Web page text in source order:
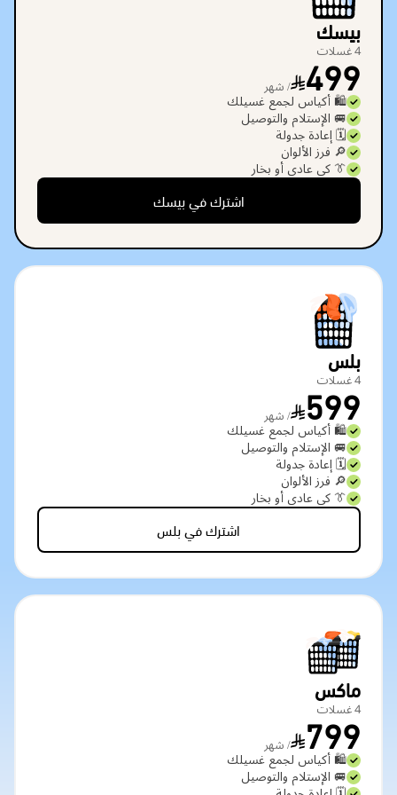
بيسك
4 غسلات
499 / شهر
🛍️ أكياس لجمع غسيلك
🚐 الإستلام والتوصيل
🗓️ إعادة جدولة
🔎 فرز الألوان
👔 كي عادي أو بخار
اشترك في بيسك
بلس
4 غسلات
599 / شهر
🛍️ أكياس لجمع غسيلك
🚐 الإستلام والتوصيل
🗓️ إعادة جدولة
🔎 فرز الألوان
👔 كي عادي أو بخار
اشترك في بلس
ماكس
4 غسلات
799 / شهر
🛍️ أكياس لجمع غسيلك
🚐 الإستلام والتوصيل